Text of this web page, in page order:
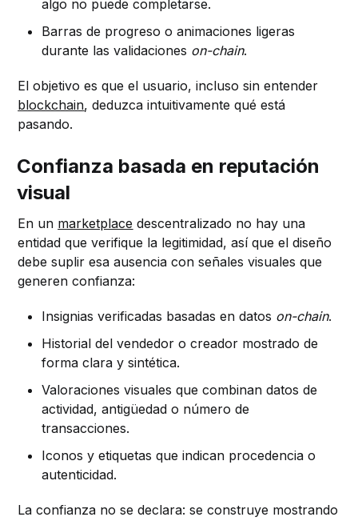
algo no puede completarse.
Barras de progreso o animaciones ligeras
durante las validaciones on-chain.
El objetivo es que el usuario, incluso sin entender
blockchain, deduzca intuitivamente qué está
pasando.
Confianza basada en reputación
visual
En un marketplace descentralizado no hay una
entidad que verifique la legitimidad, así que el diseño
debe suplir esa ausencia con señales visuales que
generen confianza:
Insignias verificadas basadas en datos on-chain.
Historial del vendedor o creador mostrado de
forma clara y sintética.
Valoraciones visuales que combinan datos de
actividad, antigüedad o número de
transacciones.
Iconos y etiquetas que indican procedencia o
autenticidad.
La confianza no se declara: se construye mostrando